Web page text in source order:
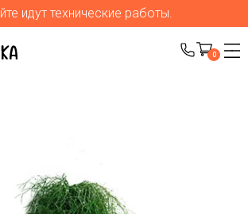
идут технические работы.
0